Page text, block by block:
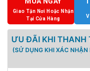
Giao Tận Nơi Hoặc Nhận
Tại Cửa Hàng
ƯU ĐÃI KHI THANH
(SỬ DỤNG KHI XÁC